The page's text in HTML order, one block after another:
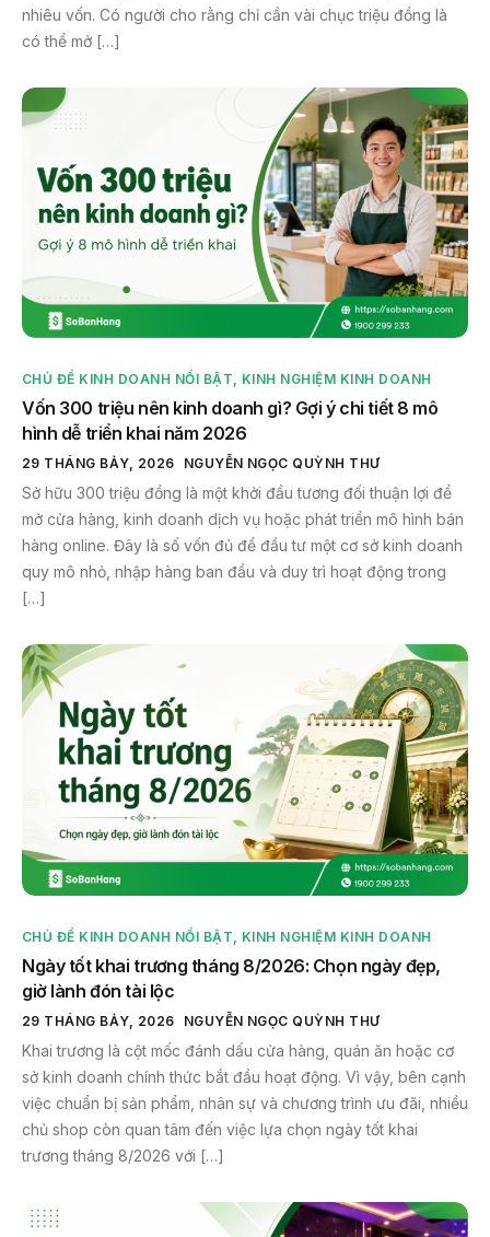
nhiêu vốn. Có người cho rằng chỉ cần vài chục triệu đồng là
có thể mở […]
CHỦ ĐỀ KINH DOANH NỔI BẬT, KINH NGHIỆM KINH DOANH
Vốn 300 triệu nên kinh doanh gì? Gợi ý chi tiết 8 mô
hình dễ triển khai năm 2026
29 THÁNG BẢY, 2026 NGUYỄN NGỌC QUỲNH THƯ
Sở hữu 300 triệu đồng là một khởi đầu tương đối thuận lợi để
mở cửa hàng, kinh doanh dịch vụ hoặc phát triển mô hình bán
hàng online. Đây là số vốn đủ để đầu tư một cơ sở kinh doanh
quy mô nhỏ, nhập hàng ban đầu và duy trì hoạt động trong
[…]
CHỦ ĐỀ KINH DOANH NỔI BẬT KINH NGHIỆM KINH DOANH
Ngày tốt khai trương tháng 8/2026: Chọn ngày đẹp,
giờ lành đón tài lộc
29 THÁNG BẢY, 2026 NGUYỄN NGỌC QUỲNH THƯ
Khai trương là cột mốc đánh dấu cửa hàng, quán ăn hoặc cơ
sở kinh doanh chính thức bắt đầu hoạt động. Vì vậy, bên cạnh
việc chuẩn bị sản phẩm, nhân sự và chương trình ưu đãi, nhiều
chủ shop còn quan tâm đến việc lựa chọn ngày tốt khai
trương tháng 8/2026 với […]